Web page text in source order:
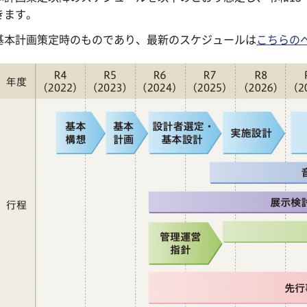
す。
計画策定時のものであり、最新のスケジュールはこちらの